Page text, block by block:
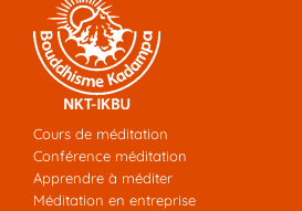
Cours de méditation
Conférence méditation
Apprendre à méditer
Méditation en entreprise